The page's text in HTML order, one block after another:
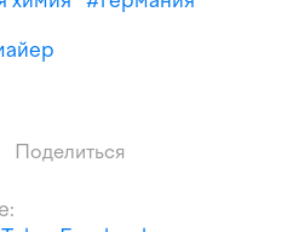
Поделиться